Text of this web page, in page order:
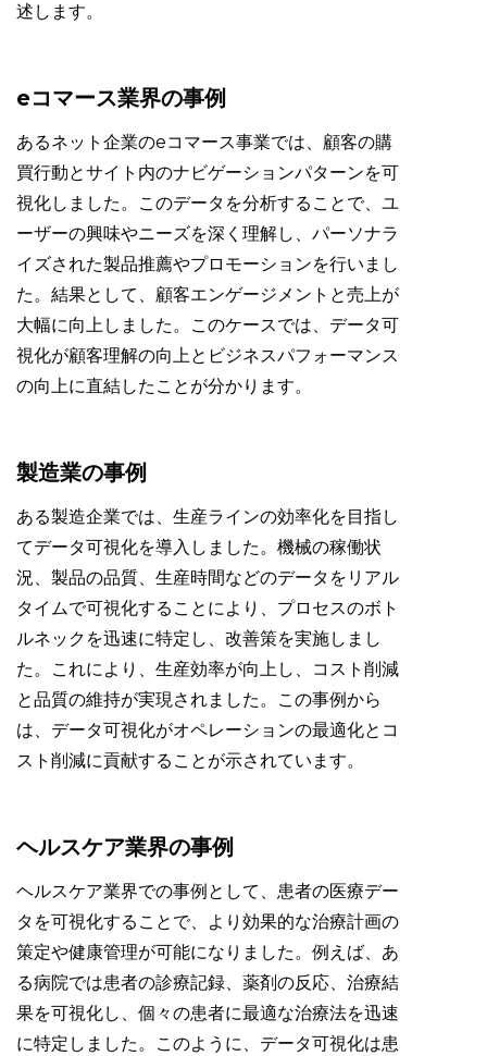
述します。
eコマース業界の事例
あるネット企業のeコマース事業では、顧客の購
買行動とサイト内のナビゲーションパターンを可
視化しました。このデータを分析することで、ユ
ーザーの興味やニーズを深く理解し、パーソナラ
イズされた製品推薦やプロモーションを行いまし
た。結果として、顧客エンゲージメントと売上が
大幅に向上しました。このケースでは、データ可
視化が顧客理解の向上とビジネスパフォーマンス
の向上に直結したことが分かります。
製造業の事例
ある製造企業では、生産ラインの効率化を目指し
てデータ可視化を導入しました。機械の稼働状
況、製品の品質、生産時間などのデータをリアル
タイムで可視化することにより、プロセスのボト
ルネックを迅速に特定し、改善策を実施しまし
た。これにより、生産効率が向上し、コスト削減
と品質の維持が実現されました。この事例から
は、データ可視化がオペレーションの最適化とコ
スト削減に貢献することが示されています。
ヘルスケア業界の事例
ヘルスケア業界での事例として、患者の医療デー
タを可視化することで、より効果的な治療計画の
策定や健康管理が可能になりました。例えば、あ
る病院では患者の診療記録、薬剤の反応、治療結
果を可視化し、個々の患者に最適な治療法を迅速
に特定しました。このように、データ可視化は患